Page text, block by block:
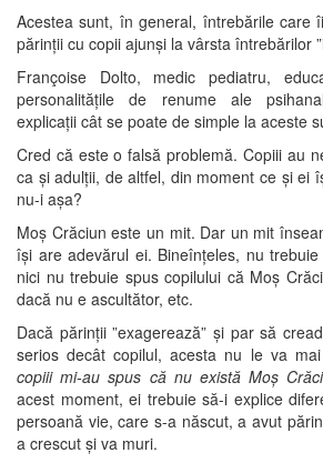
Acestea sunt, în general, întrebările care
părinții cu copii ajunși la vârsta întrebărilor
Françoise Dolto, medic pediatru,
personalitățile de renume ale
explicații cât se poate de simple la aceste
Cred că este o falsă problemă. Copiii au
ca și adulții, de altfel, din moment ce și ei
nu-i așa?
Moș Crăciun este un mit. Dar un mit
își are adevărul ei. Bineînțeles, nu
nici nu trebuie spus copilului că Moș
dacă nu e ascultător, etc.
Dacă părinții ”exagerează” și par să
serios decât copilul, acesta nu le va
copiii mi-au spus că nu există Moș
acest moment, ei trebuie să-i explice
persoană vie, care s-a născut, a avut
a crescut și va muri.